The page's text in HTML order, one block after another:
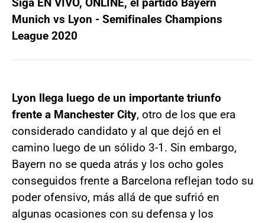
Munich vs Lyon - Semifinales Champions
League 2020
Lyon llega luego de un importante triunfo
frente a Manchester City, otro de los que era
considerado candidato y al que dejó en el
camino luego de un sólido 3-1. Sin embargo,
Bayern no se queda atrás y los ocho goles
conseguidos frente a Barcelona reflejan todo su
poder ofensivo, más allá de que sufrió en
algunas ocasiones con su defensa y los